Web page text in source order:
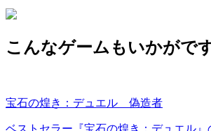
こんなゲームもいかがで
宝石の煌き：デュエル 偽造者
ベストセラー『宝石の煌き：デュエル』